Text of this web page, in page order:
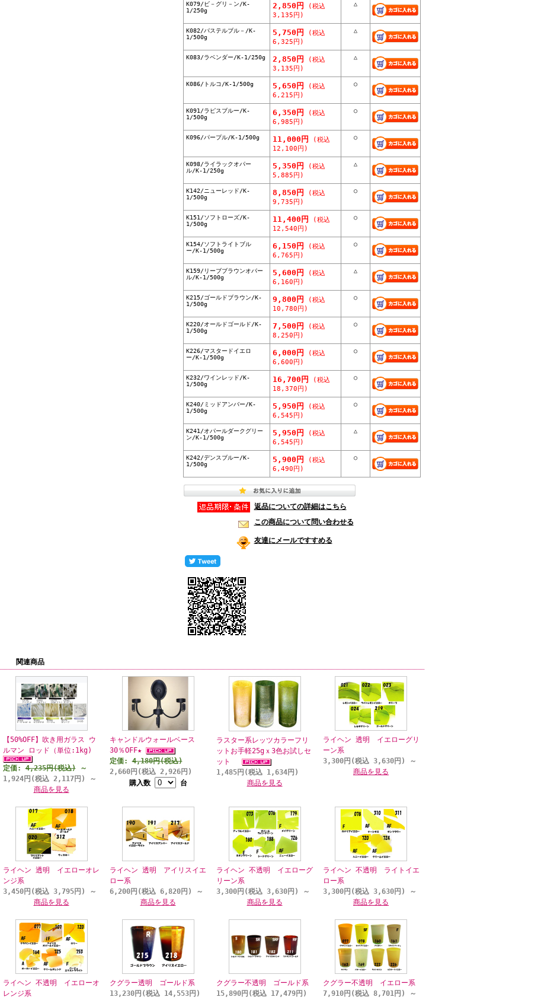
K079/ビ－グリ－ン/K-
1/250g
2,850円
(税込
3,135円)
△
K082/パステルブル－/K-
1/500g
5,750円
(税込
6,325円)
△
K083/ラベンダー/K-1/250g 2,850円
(税込
3,135円)
△
K086/トルコ/K-1/500g 5,650円
(税込
6,215円)
○
K091/ラピスブルー/K-
1/500g
6,350円
(税込
6,985円)
○
K096/パープル/K-1/500g 11,000円
(税込
12,100円)
○
K098/ライラックオパー
ル/K-1/250g
5,350円
(税込
5,885円)
△
K142/ニューレッド/K-
1/500g
8,850円
(税込
9,735円)
○
K151/ソフトローズ/K-
1/500g
11,400円
(税込
12,540円)
○
K154/ソフトライトブル
ー/K-1/500g
6,150円
(税込
6,765円)
○
K159/リーブブラウンオパー
ル/K-1/500g
5,600円
(税込
6,160円)
△
K215/ゴールドブラウン/K-
1/500g
9,800円
(税込
10,780円)
○
K220/オールドゴールド/K-
1/500g
7,500円
(税込
8,250円)
○
K226/マスタードイエロ
ー/K-1/500g
6,000円
(税込
6,600円)
○
K232/ワインレッド/K-
1/500g
16,700円
(税込
18,370円)
○
K240/ミッドアンバー/K-
1/500g
5,950円
(税込
6,545円)
○
K241/オパールダークグリー
ン/K-1/500g
5,950円
(税込
6,545円)
△
K242/デンスブルー/K-
1/500g
5,900円
(税込
6,490円)
○
返品についての詳細はこちら
この商品について問い合わせる
友達にメールですすめる
関連商品
【50%OFF】吹き用ガラス ウ
ルマン ロッド（単位:1kg)
定価:4,235円(税込)
～
1,924円(税込 2,117円)
～
商品を見る
キャンドルウォールベース
30％OFF★
定価:4,180円(税込)
2,660円(税込 2,926円)
購入数
台
ラスター系レッツカラーフリ
ットお手軽25gｘ3色お試しセ
ット
1,485円(税込 1,634円)
商品を見る
ライヘン 透明 イエローグリ
ーン系
3,300円(税込 3,630円)
～
商品を見る
ライヘン 透明 イエローオレ
ンジ系
3,450円(税込 3,795円)
～
商品を見る
ライヘン 透明 アイリスイエ
ロー系
6,200円(税込 6,820円)
～
商品を見る
ライヘン 不透明 イエローグ
リーン系
3,300円(税込 3,630円)
～
商品を見る
ライヘン 不透明 ライトイエ
ロー系
3,300円(税込 3,630円)
～
商品を見る
ライヘン 不透明 イエローオ
レンジ系
クグラー透明 ゴールド系
13,230円(税込 14,553円)
クグラー不透明 ゴールド系
15,890円(税込 17,479円)
クグラー不透明 イエロー系
7,910円(税込 8,701円)
～